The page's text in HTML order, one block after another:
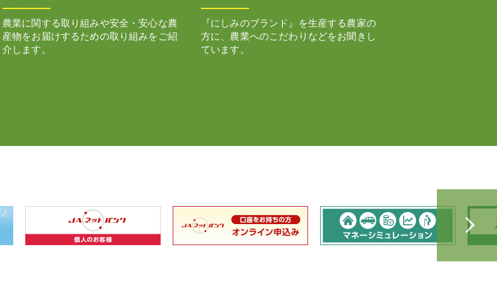
農業に関する取り組みや安全・安心な農
産物をお届けするための取り組みをご紹
介します。
『にしみのブランド』を生産する農家の
方に、農業へのこだわりなどをお聞きし
ています。